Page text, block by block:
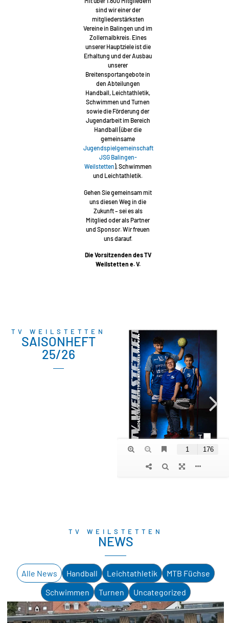
sind wir einer der
mitgliederstärksten
Vereine in Balingen und im
Zollernalbkreis. Eines
unserer Hauptziele ist die
Erhaltung und der Ausbau
unserer
Breitensportangebote in
den Abteilungen
Handball, Leichtathletik,
Schwimmen und Turnen
sowie die Förderung der
Jugendarbeit im Bereich
Handball (über die
gemeinsame
Jugendspielgemeinschaft
JSG Balingen-
Weilstetten), Schwimmen
und Leichtathletik.
Gehen Sie gemeinsam mit
uns diesen Weg in die
Zukunft – sei es als
Mitglied oder als Partner
und Sponsor. Wir freuen
uns darauf.
Die Vorsitzenden des TV
Weilstetten e. V.
TV WEILSTETTEN
SAISONHEFT
25/26
TV WEILSTETTEN
NEWS
Handball Leichtathletik
MTB Füchse
Schwimmen
Turnen Uncategorized
Alle News